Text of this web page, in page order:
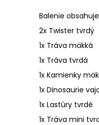
Balenie
2x Twister tvrdý
1x Tráva mäkká
1x Tráva tvrdá
1x Kamienky
1x Dinosaurie
1x Lastúry tvrdé
1x Tráva mini